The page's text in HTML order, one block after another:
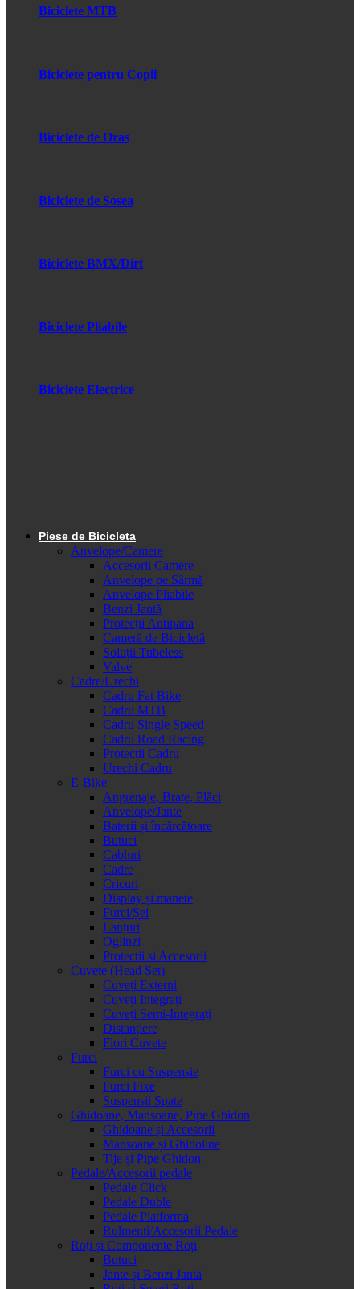
Biciclete MTB
Biciclete pentru Copii
Biciclete de Oras
Biciclete de Sosea
Biciclete BMX/Dirt
Biciclete Pliabile
Biciclete Electrice
Piese de Bicicleta
Anvelope/Camere
Accesorii Camere
Anvelope pe Sârmă
Anvelope Pliabile
Benzi Jantă
Protecții Antipana
Cameră de Bicicletă
Soluții Tubeless
Valve
Cadre/Urechi
Cadru Fat Bike
Cadru MTB
Cadru Single Speed
Cadru Road Racing
Protecții Cadru
Urechi Cadru
E-Bike
Angrenaje, Brațe, Plăci
Anvelope/Jante
Baterii și încărcătoare
Butuci
Cabluri
Cadre
Cricuri
Display și manete
Furci/Șei
Lanțuri
Oglinzi
Protectii si Accesorii
Cuvete (Head Set)
Cuveți Externi
Cuveți Integrați
Cuveți Semi-Integrați
Distanțiere
Flori Cuvete
Furci
Furci cu Suspensie
Furci Fixe
Suspensii Spate
Ghidoane, Mansoane, Pipe Ghidon
Ghidoane și Accesorii
Mansoane și Ghidoline
Tije și Pipe Ghidon
Pedale/Accesorii pedale
Pedale Click
Pedale Duble
Pedale Platforma
Rulmenti/Accesorii Pedale
Roți și Componente Roți
Butuci
Jante și Benzi Jantă